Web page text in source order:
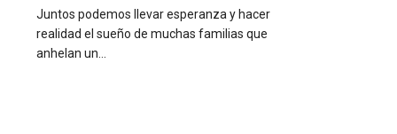
Juntos podemos llevar esperanza y hacer
realidad el sueño de muchas familias que
anhelan un…